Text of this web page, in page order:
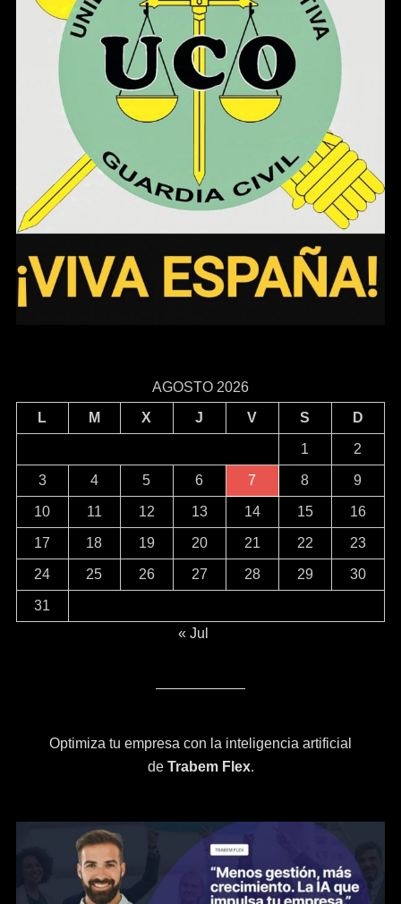
AGOSTO 2026
L
M X J V S D
1 2
3 4 5 6 7 8 9
10 11 12 13 14 15 16
17 18 19 20 21 22 23
24 25 26 27 28 29 30
31
« Jul
Optimiza tu empresa con la inteligencia artificial
de Trabem Flex.